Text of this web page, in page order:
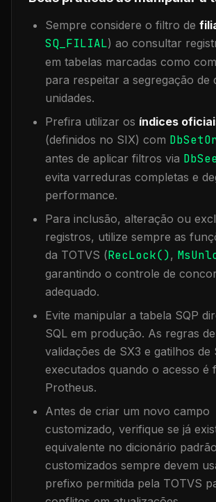
Sempre considere o filtro de
SQ_FILIAL) ao consultar
em tabelas marcadas como
para respeitar a segregação de
unidades.
Prefira utilizar os índices
(definidos no SIX) com
antes de aplicar filtros via
evita varreduras completas e
performance.
Para inclusão, alteração ou
registros, utilize sempre as
da TOTVS (RecLock(),
garantindo o controle de
adequado.
Evite manipular a tabela SQP
SQL em produção. As regras
validações de SX3 e gatilhos de
executados quando o acesso é
Protheus.
Antes de criar um novo campo
customizado, verifique se já
equivalente no dicionário
customizados sempre devem
prefixo permitida pela TOTVS